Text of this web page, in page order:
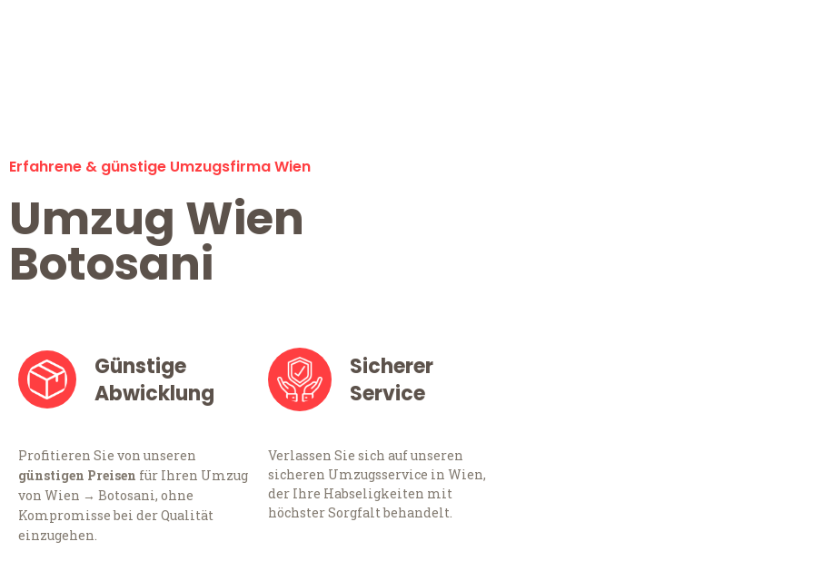
Erfahrene & günstige Umzugsfirma Wien
Umzug Wien
Botosani
Günstige
Abwicklung
Profitieren Sie von unseren
günstigen Preisen für Ihren Umzug
von Wien → Botosani, ohne
Kompromisse bei der Qualität
einzugehen.
Sicherer
Service
Verlassen Sie sich auf unseren
sicheren Umzugsservice in Wien,
der Ihre Habseligkeiten mit
höchster Sorgfalt behandelt.